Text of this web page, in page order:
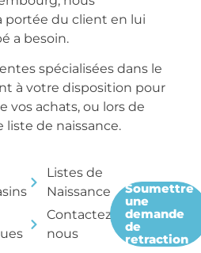
portée du client en lui
a besoin.
spécialisées dans le
à votre disposition pour
vos achats, ou lors de
liste de naissance.
Listes de
Naissance
Contactez-
nous
Soumettre
une
demande
de
retraction